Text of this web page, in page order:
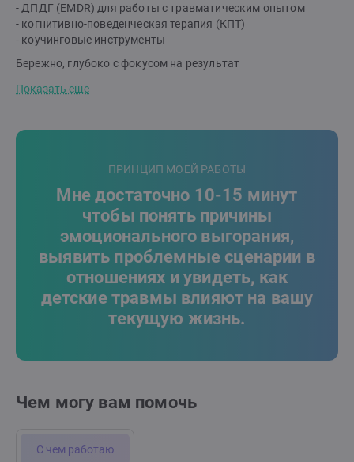
- ДПДГ (EMDR) для работы с травматическим опытом
- когнитивно-поведенческая терапия (КПТ)
- коучинговые инструменты
Бережно, глубоко с фокусом на результат
Показать еще
ПРИНЦИП МОЕЙ РАБОТЫ
Мне достаточно 10-15 минут
чтобы понять причины
эмоционального выгорания,
выявить проблемные сценарии в
отношениях и увидеть, как
детские травмы влияют на вашу
текущую жизнь.
Чем могу вам помочь
С чем работаю